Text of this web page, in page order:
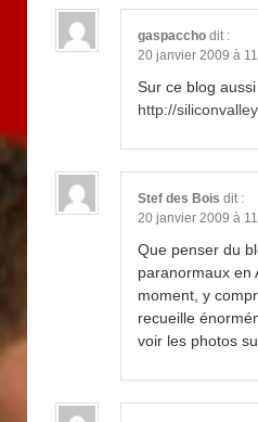
gaspaccho dit :
20 janvier 2009 à
Sur ce blog
http://
Stef des Bois dit :
20 janvier 2009 à
Que penser du
paranormaux en
moment, y
recueille
voir les photos